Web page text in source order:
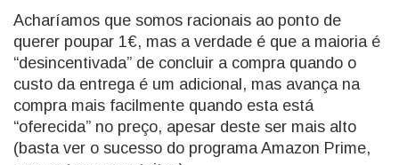
Acharíamos que somos racionais ao ponto de
querer poupar 1€, mas a verdade é que a maioria é
“desincentivada” de concluir a compra quando o
custo da entrega é um adicional, mas avança na
compra mais facilmente quando esta está
“oferecida” no preço, apesar deste ser mais alto
(basta ver o sucesso do programa Amazon Prime,